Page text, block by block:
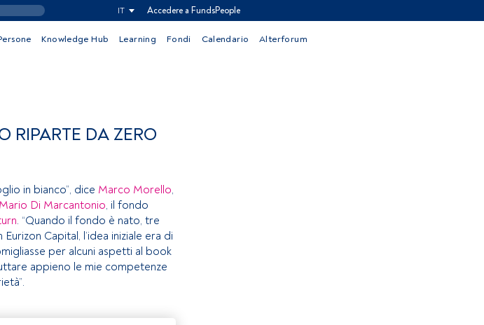
IT Accedere a FundsPeople
Knowledge Hub Learning Fondi Calendario Alterforum
RIPARTE DA ZERO
in bianco”, dice Marco Morello,
Mario Di Marcantonio, il fondo
. “Quando il fondo è nato, tre
Capital, l’idea iniziale era di
per alcuni aspetti al book
appieno le mie competenze